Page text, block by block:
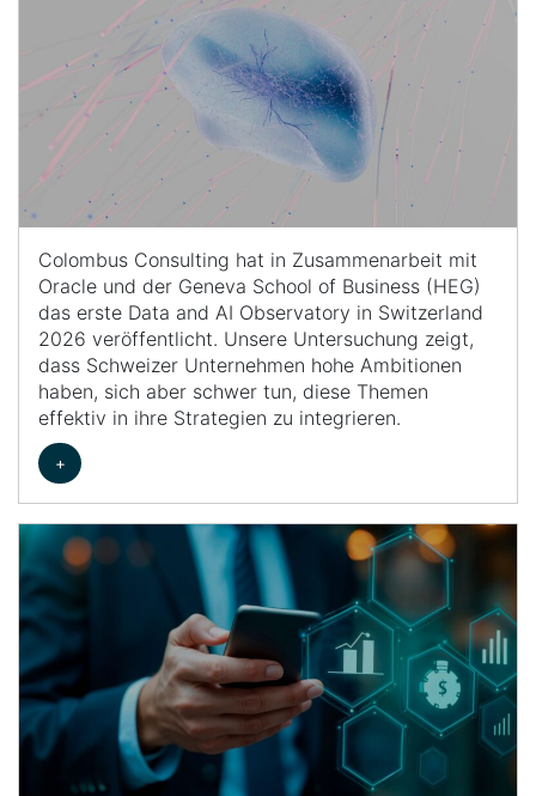
Colombus Consulting hat in Zusammenarbeit mit
Oracle und der Geneva School of Business (HEG)
das erste Data and AI Observatory in Switzerland
2026 veröffentlicht. Unsere Untersuchung zeigt,
dass Schweizer Unternehmen hohe Ambitionen
haben, sich aber schwer tun, diese Themen
effektiv in ihre Strategien zu integrieren.
+